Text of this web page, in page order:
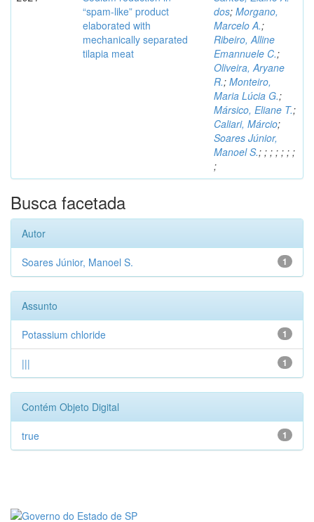
“spam-like” product
elaborated with
mechanically separated
tilapia meat
dos; Morgano,
Marcelo A.;
Ribeiro, Alline
Emannuele C.;
Oliveira, Aryane
R.; Monteiro,
Maria Lúcia G.;
Mársico, Eliane T.;
Caliari, Márcio;
Soares Júnior,
Manoel S.; ; ; ; ; ; ;
;
Busca facetada
Autor
1
Soares Júnior, Manoel S.
Assunto
1
Potassium chloride
1
|||
Contém Objeto Digital
1
true